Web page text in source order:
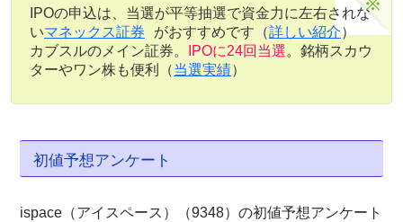
IPOの申込は、当選が平等抽選で資金力に左右されな
いマネックス証券 がおすすめです（詳しい紹介）
カブスルのメイン証券。
IPOに24回当選。銘柄スカウ
ターやワン株も便利（当選実績）
初値予想アンケート
ispace（アイスペース）（9348）の初値予想アンケート